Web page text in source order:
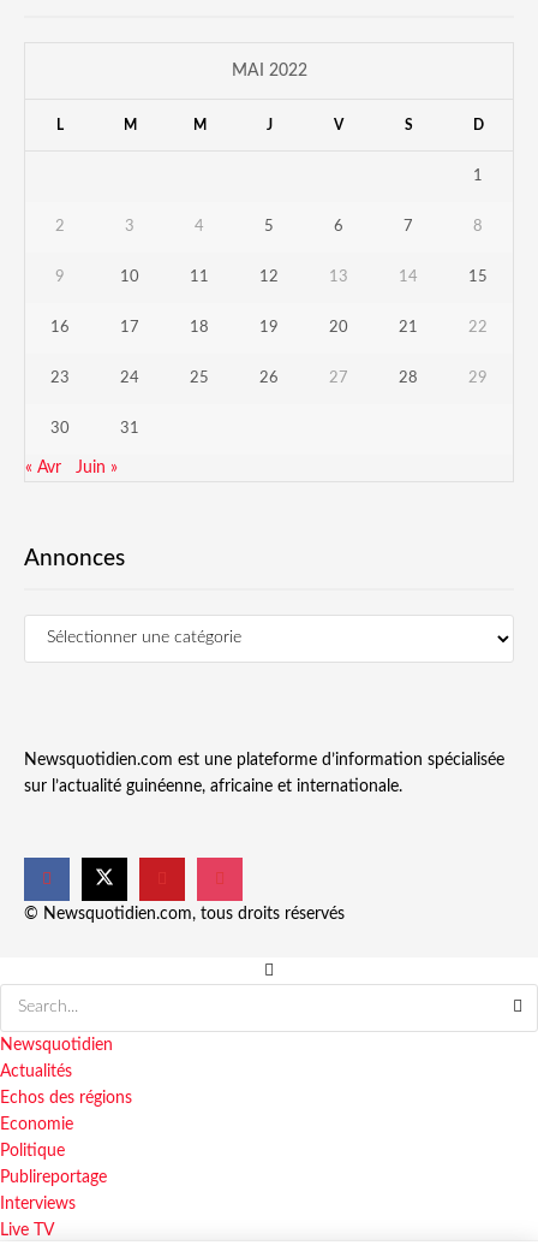
MAI 2022
L M M J V S D
1
2 3 4 5 6 7 8
9 10 11 12 13 14 15
16 17 18 19 20 21 22
23 24 25 26 27 28 29
30 31
« Avr Juin »
Annonces
Newsquotidien.com est une plateforme d’information spécialisée
sur l’actualité guinéenne, africaine et internationale.
© Newsquotidien.com, tous droits réservés
Newsquotidien
Actualités
Echos des régions
Economie
Politique
Publireportage
Interviews
Live TV